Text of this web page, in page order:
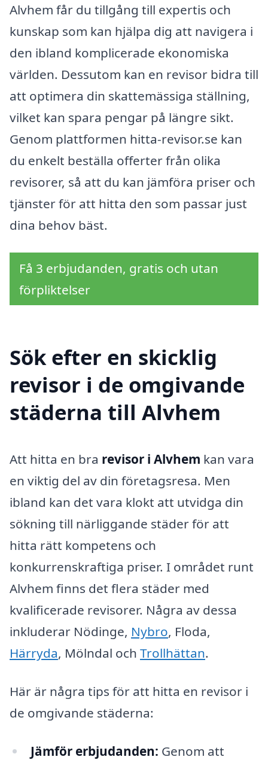
Alvhem får du tillgång till expertis och
kunskap som kan hjälpa dig att navigera i
den ibland komplicerade ekonomiska
världen. Dessutom kan en revisor bidra till
att optimera din skattemässiga ställning,
vilket kan spara pengar på längre sikt.
Genom plattformen hitta-revisor.se kan
du enkelt beställa offerter från olika
revisorer, så att du kan jämföra priser och
tjänster för att hitta den som passar just
dina behov bäst.
Få 3 erbjudanden, gratis och utan
förpliktelser
Sök efter en skicklig
revisor i de omgivande
städerna till Alvhem
Att hitta en bra revisor i Alvhem kan vara
en viktig del av din företagsresa. Men
ibland kan det vara klokt att utvidga din
sökning till närliggande städer för att
hitta rätt kompetens och
konkurrenskraftiga priser. I området runt
Alvhem finns det flera städer med
kvalificerade revisorer. Några av dessa
inkluderar Nödinge, Nybro, Floda,
Härryda, Mölndal och Trollhättan.
Här är några tips för att hitta en revisor i
de omgivande städerna:
Jämför erbjudanden: Genom att